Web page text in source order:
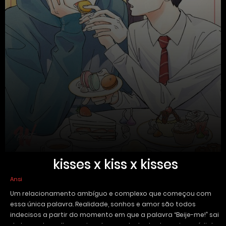
kisses x kiss x kisses
Ansi
Um relacionamento ambíguo e complexo que começou com
essa única palavra. Realidade, sonhos e amor são todos
indecisos a partir do momento em que a palavra “Beije-me!” sai